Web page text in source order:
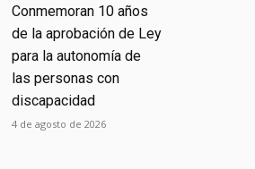
Conmemoran 10 años
de la aprobación de Ley
para la autonomía de
las personas con
discapacidad
4 de agosto de 2026